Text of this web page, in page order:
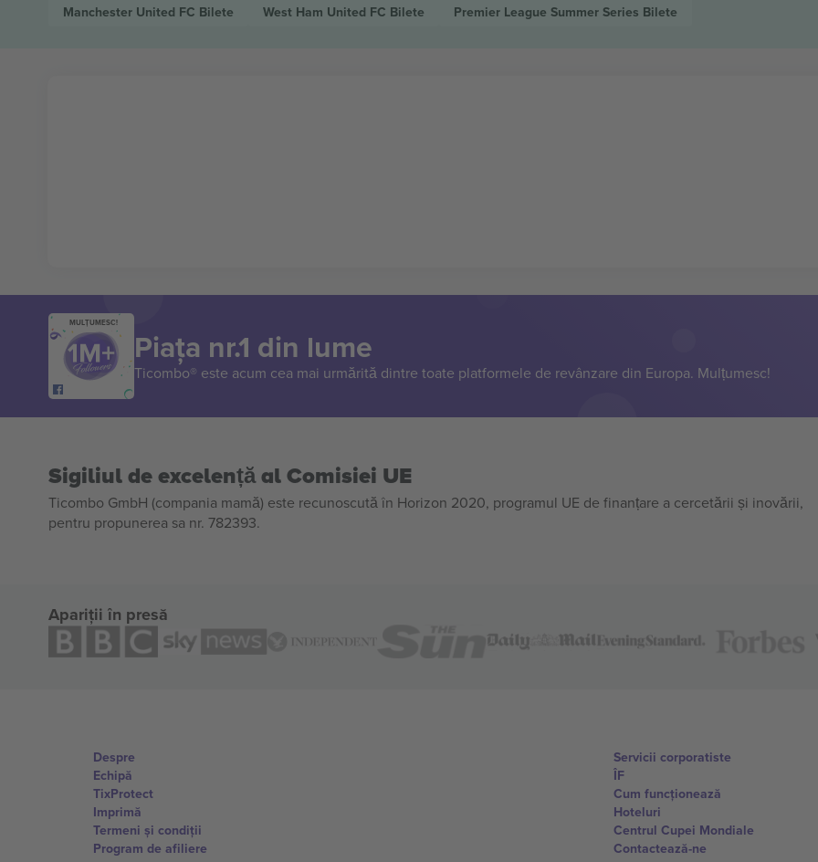
Manchester United FC Bilete West Ham United FC Bilete Premier League Summer Series Bilete
MULȚUMESC!
Piața nr.1 din lume
Ticombo® este acum cea mai urmărită dintre toate platformele de revânzare din Europa. Mulțumesc!
Sigiliul de excelență al Comisiei UE
Ticombo GmbH (compania mamă) este recunoscută în Horizon 2020, programul UE de finanțare a cercetării și inovării,
pentru propunerea sa nr. 782393.
Apariții în presă
Despre
Echipă
TixProtect
Imprimă
Termeni și condiții
Program de afiliere
Servicii corporatiste
ÎF
Cum funcționează
Hoteluri
Centrul Cupei Mondiale
Contactează-ne